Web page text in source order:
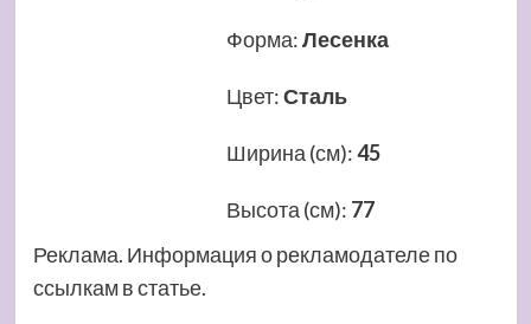
Форма:Лесенка
Цвет:Сталь
Ширина (см):45
Высота (см): 77
Реклама. Информация о рекламодателе по
ссылкам в статье.